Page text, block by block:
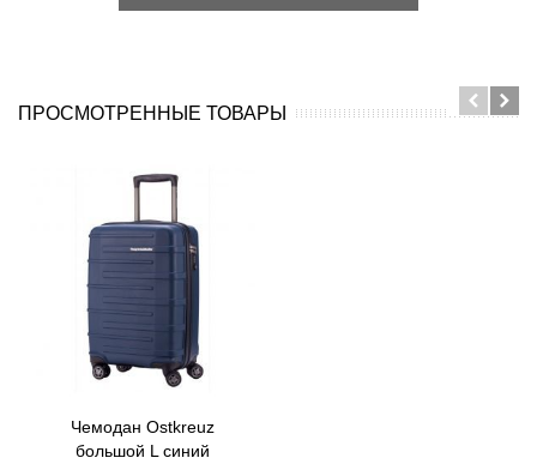
ПРОСМОТРЕННЫЕ ТОВАРЫ
Чемодан Ostkreuz
большой L синий